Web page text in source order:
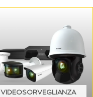
VIDEOSORVEGLIANZA